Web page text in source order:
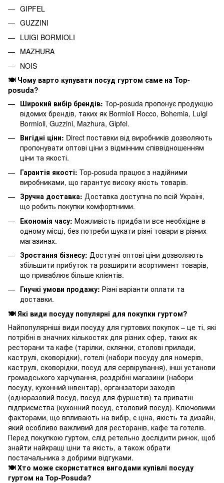
GIPFEL
GUZZINI
LUIGI BORMIOLI
MAZHURA
NOIS
🍽️ Чому варто купувати посуд гуртом саме на Top-
posuda?
Широкий вибір брендів: Top-posuda пропонує продукцію
відомих брендів, таких як Bormioli Rocco, Bohemia, Luigi
Bormioli, Guzzini, Mazhura, Gipfel.
Вигідні ціни: Direct поставки від виробників дозволяють
пропонувати оптові ціни з відмінним співвідношенням
ціни та якості.
Гарантія якості: Top-posuda працює з надійними
виробниками, що гарантує високу якість товарів.
Зручна доставка: Доставка доступна по всій Україні,
що робить покупки комфортними.
Економія часу: Можливість придбати все необхідне в
одному місці, без потреби шукати різні товари в різних
магазинах.
Зростання бізнесу: Доступні оптові ціни дозволяють
збільшити прибуток та розширити асортимент товарів,
що приваблює більше клієнтів.
Гнучкі умови продажу: Різні варіанти оплати та
доставки.
🍽️ Які види посуду популярні для покупки гуртом?
Найпопулярніші види посуду для гуртових покупок – це ті, які
потрібні в значних кількостях для різних сфер, таких як
ресторани та кафе (тарілки, склянки, столові прилади,
каструлі, сковорідки), готелі (набори посуду для номерів,
каструлі, сковорідки, посуд для сервірування), інші установи
громадського харчування, роздрібні магазини (набори
посуду, кухонний інвентар), організатори заходів
(одноразовий посуд, посуд для фуршетів) та приватні
підприємства (кухонний посуд, столовий посуд). Ключовими
факторами, що впливають на вибір, є ціна, якість та дизайн,
який особливо важливий для ресторанів, кафе та готелів.
Перед покупкою гуртом, слід ретельно дослідити ринок, щоб
знайти найкращі ціни та якість, а також обрати
постачальника з добрими відгуками.
🍽️ Хто може скористатися вигодами купівлі посуду
гуртом на Top-Posuda?